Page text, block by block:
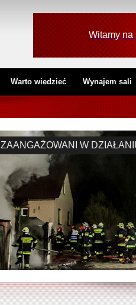
ZAANGAŻOWANI W
Witamy
Warto wiedzieć Wynajem sali